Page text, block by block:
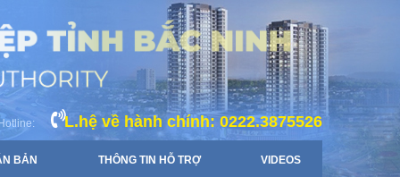
L.hệ về hành chính: 0222.3875526
BẢN THÔNG TIN HỖ TRỢ VIDEOS